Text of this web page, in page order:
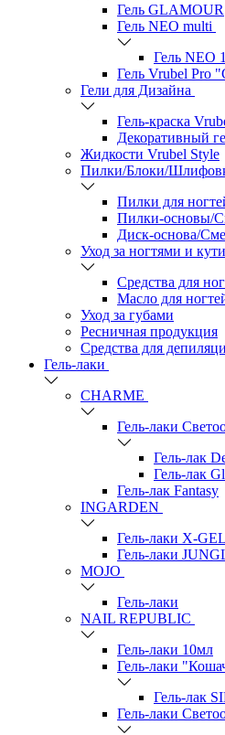
Гель GLAMOUR
Гель NEO multi
Гель NEO
Гель Vrubel Pro
Гели для Дизайна
Гель-краска
Декоративный
Жидкости Vrubel Style
Пилки/Блоки/
Пилки для
Пилки-основы/
Диск-основа/
Уход за ногтями и
Средства для
Масло для
Уход за губами
Ресничная продукция
Средства для
Гель-лаки
СHARME
Гель-лаки
Гель-лак
Гель-лак
Гель-лак Fantasy
INGARDEN
Гель-лаки Х-GEL
Гель-лаки
MOJO
Гель-лаки
NAIL REPUBLIC
Гель-лаки 10мл
Гель-лаки
Гель-лак
Гель-лаки